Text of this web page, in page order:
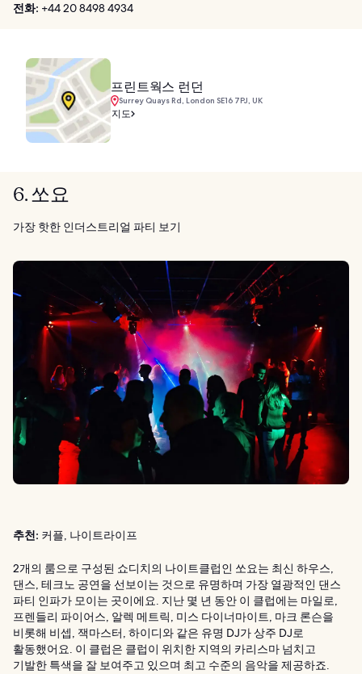
전화: +44 20 8498 4934
프린트웍스 런던
Surrey Quays Rd, London SE16 7PJ, UK
지도
6. 쏘요
가장 핫한 인더스트리얼 파티 보기
추천: 커플, 나이트라이프
2개의 룸으로 구성된 쇼디치의 나이트클럽인 쏘요는 최신 하우스,
댄스, 테크노 공연을 선보이는 것으로 유명하며 가장 열광적인 댄스
파티 인파가 모이는 곳이에요. 지난 몇 년 동안 이 클럽에는 마일로,
프렌들리 파이어스, 알렉 메트릭, 미스 다이너마이트, 마크 론슨을
비롯해 비셉, 잭마스터, 하이디와 같은 유명 DJ가 상주 DJ로
활동했어요. 이 클럽은 클럽이 위치한 지역의 카리스마 넘치고
기발한 특색을 잘 보여주고 있으며 최고 수준의 음악을 제공하죠.